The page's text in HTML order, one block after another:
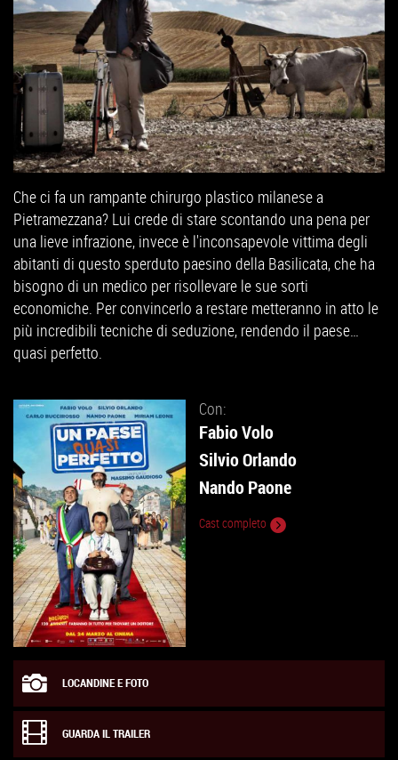
Che ci fa un rampante chirurgo plastico milanese a
Pietramezzana? Lui crede di stare scontando una pena per
una lieve infrazione, invece è l'inconsapevole vittima degli
abitanti di questo sperduto paesino della Basilicata, che ha
bisogno di un medico per risollevare le sue sorti
economiche. Per convincerlo a restare metteranno in atto le
più incredibili tecniche di seduzione, rendendo il paese…
quasi perfetto.
Con:
Fabio Volo
Silvio Orlando
Nando Paone
Cast completo
LOCANDINE E FOTO
GUARDA IL TRAILER